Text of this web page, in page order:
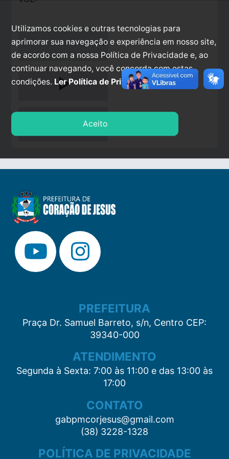
play_arrow
PREFEITURA
Praça Dr. Samuel Barreto, s/n, Centro CEP:
39340-000
ATENDIMENTO
Segunda à Sexta: 7:00 às 11:00 e das 13:00 às
17:00
CONTATO
gabpmcorjesus@gmail.com
(38) 3228-1328
POLÍTICA DE PRIVACIDADE
Utilizamos cookies e outras tecnologias para
aprimorar sua navegação e experiência em nosso site,
de acordo com a nossa Política de Privacidade e, ao
continuar navegando, você concorda com estas
condições. Ler Política de Privacidade.
Aceito